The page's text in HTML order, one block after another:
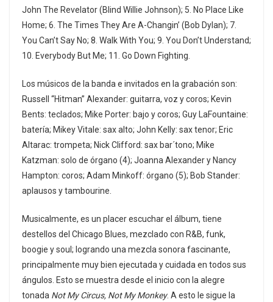
John The Revelator (Blind Willie Johnson); 5. No Place Like
Home; 6. The Times They Are A-Changin’ (Bob Dylan); 7.
You Can’t Say No; 8. Walk With You; 9. You Don’t Understand;
10. Everybody But Me; 11. Go Down Fighting.
Los músicos de la banda e invitados en la grabación son:
Russell “Hitman” Alexander: guitarra, voz y coros; Kevin
Bents: teclados; Mike Porter: bajo y coros; Guy LaFountaine:
batería; Mikey Vitale: sax alto; John Kelly: sax tenor; Eric
Altarac: trompeta; Nick Clifford: sax bar´tono; Mike
Katzman: solo de órgano (4); Joanna Alexander y Nancy
Hampton: coros; Adam Minkoff: órgano (5); Bob Stander:
aplausos y tambourine.
Musicalmente, es un placer escuchar el álbum, tiene
destellos del Chicago Blues, mezclado con R&B, funk,
boogie y soul; logrando una mezcla sonora fascinante,
principalmente muy bien ejecutada y cuidada en todos sus
ángulos. Esto se muestra desde el inicio con la alegre
tonada Not My Circus, Not My Monkey. A esto le sigue la